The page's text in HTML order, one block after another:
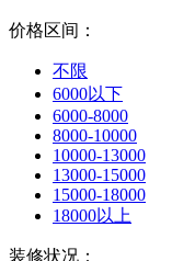
价格区间：
不限
6000以下
6000-8000
8000-10000
10000-13000
13000-15000
15000-18000
18000以上
装修状况：